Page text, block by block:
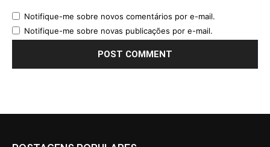
Notifique-me sobre novos comentários por e-mail.
Notifique-me sobre novas publicações por e-mail.